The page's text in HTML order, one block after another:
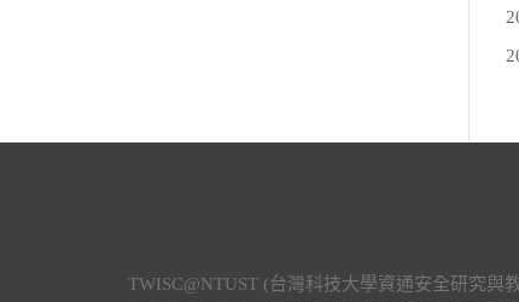
TWISC@NTUST (台灣科技大學資通安全研究與